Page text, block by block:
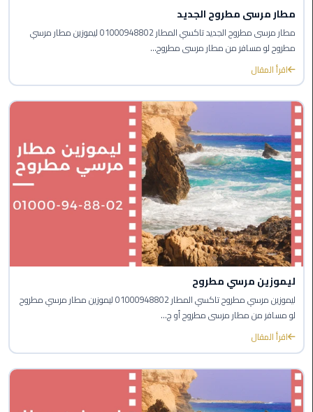
ليموزين
المحلة
الكبرى
ليموزين
العين
السخنة
ليموزين
الغردقة
ليموزين
شرم
الشيخ
ليموزين
مرسي
علم
اسكندرية
مطار مرسى مطروح الجديد
مطار مرسى مطروح الجديد تاكسي المطار 01000948802 ليموزين مطار مرسي
مطروح لو مسافر من مطار مرسى مطروح...
اقرأ المقال
ليموزين مرسي مطروح
ليموزين مرسي مطروح تاكسي المطار 01000948802 ليموزين مطار مرسي مطروح
لو مسافر من مطار مرسى مطروح أو ج...
اقرأ المقال